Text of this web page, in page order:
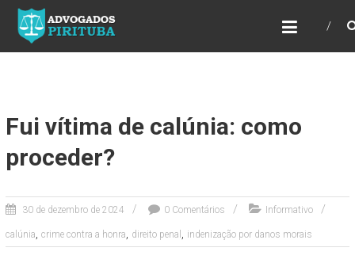
ADVOGADOS PIRITUBA
Precisando de advogado? Entre em contato!
Fazemos toda a assessoria que você
Fui vítima de calúnia: como
proceder?
30 de dezembro de 2024 0 Comentários Informativo
calúnia, crime contra a honra, direito penal , indenização por danos morais